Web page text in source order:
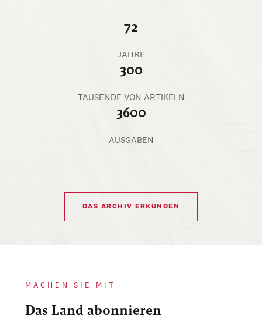
72
JAHRE
300
TAUSENDE VON ARTIKELN
3600
AUSGABEN
DAS ARCHIV ERKUNDEN
MACHEN SIE MIT
Das Land abonnieren